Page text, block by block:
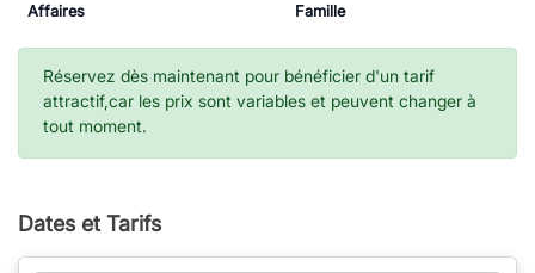
Affaires Famille
Réservez dès maintenant pour bénéficier d'un tarif
attractif,car les prix sont variables et peuvent changer à
tout moment.
Dates et Tarifs